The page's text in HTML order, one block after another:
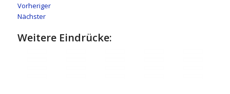
Vorheriger
Nächster
Weitere Eindrücke: